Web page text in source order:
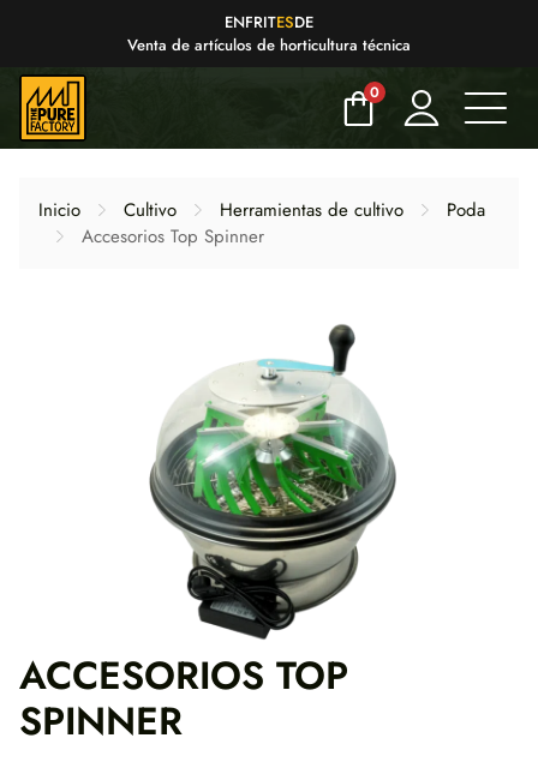
ENFRITESDE
Venta de artículos de horticultura técnica
0
Inicio Cultivo Herramientas de cultivo
Poda
Accesorios Top Spinner
ACCESORIOS TOP
SPINNER